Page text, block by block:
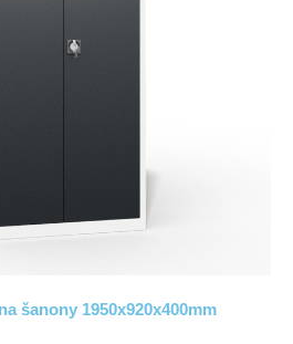
šanony 1950x920x400mm